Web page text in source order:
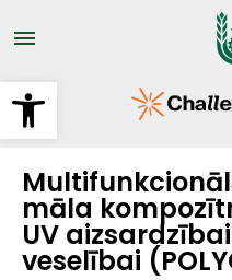
Open toolbar
uz
galveno
māla
UV
veselībai